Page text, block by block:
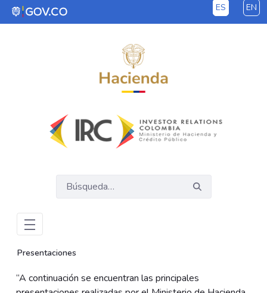
Saltar al contenido principal ES EN
Presentaciones
“A continuación se encuentran las principales